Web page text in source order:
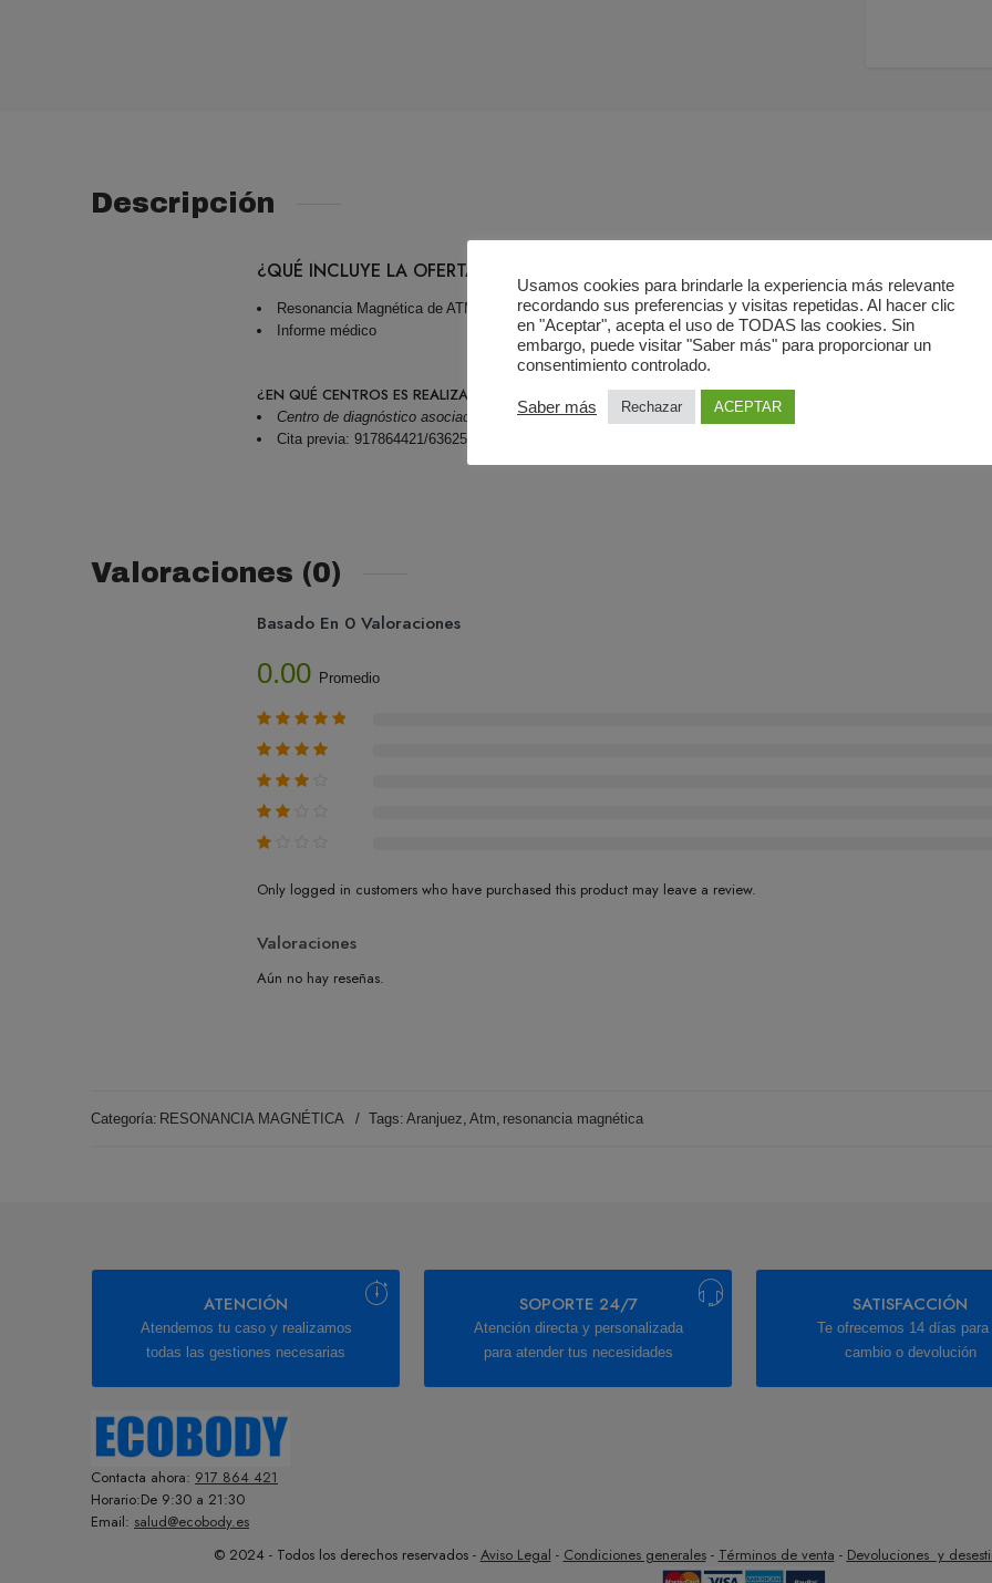
Descripción
¿QUÉ INCLUYE LA OFERTA?
Resonancia Magnética de ATM (articulación temporomandibular)
Informe médico
¿EN QUÉ CENTROS ES REALIZADA LA RESONANCIA MAGNÉTICA?
Centro de diagnóstico asociado a Ecobody en Aranjuez
Cita previa: 917864421/636255157
Valoraciones (0)
Basado En 0 Valoraciones
0.00 Promedio
Only logged in customers who have purchased this product may leave a review.
Valoraciones
Aún no hay reseñas.
Categoría: RESONANCIA MAGNÉTICA Tags: Aranjuez, Atm, resonancia magnética
ATENCIÓN
Atendemos tu caso y realizamos
todas las gestiones necesarias
SOPORTE 24/7
Atención directa y personalizada
para atender tus necesidades
SATISFACCIÓN
Te ofrecemos 14 días para
cambio o devolución
Contacta ahora: 917 864 421
Horario:De 9:30 a 21:30
Email: salud@ecobody.es
© 2024 - Todos los derechos reservados - Aviso Legal - Condiciones generales- Términos de venta - Devoluciones y
Usamos cookies para brindarle la experiencia más relevante
recordando sus preferencias y visitas repetidas. Al hacer clic
en "Aceptar", acepta el uso de TODAS las cookies. Sin
embargo, puede visitar "Saber más" para proporcionar un
consentimiento controlado.
Saber más Rechazar ACEPTAR